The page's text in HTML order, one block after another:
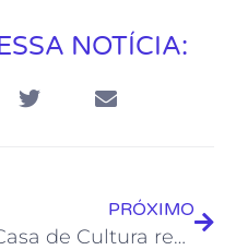
NOTÍCIA:
PRÓXIMO
Casa de Cultura recebe mais uma edição da Feira Cultural Vila Rainha